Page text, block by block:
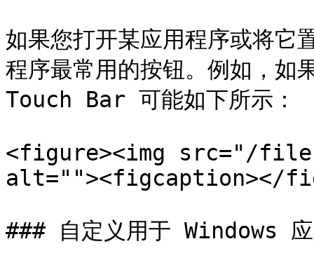
如果您打开某应用程序或将
程序最常用的按钮。例如，
Touch Bar 可能如下所示：
<figure><img src="/files/
alt=""><figcaption></
### 自定义用于 Windows